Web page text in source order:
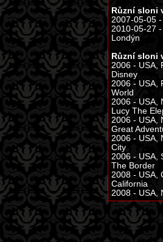
Různí sloni
2007-05-05
2010-05-27
Londýn
Různí sloni
2006 - USA,
Disney
2006 - USA,
World
2006 - USA,
Lucy The
2006 - USA,
Great
2006 - USA,
City
2006 - USA,
The Border
2008 - USA,
California
2008 - USA,